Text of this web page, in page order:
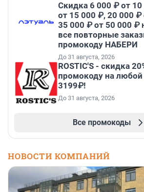
Скидка 6 000 ₽ от
от 15 000 ₽, 20 000 ₽
35 000 ₽ от 50 000 ₽
все повторные
промокоду НАБЕРИ
До 31 августа, 2026
ROSTIC'S - скидка
промокоду на любой
3199₽!
До 31 августа, 2026
Все промокоды
НОВОСТИ КОМПАНИЙ